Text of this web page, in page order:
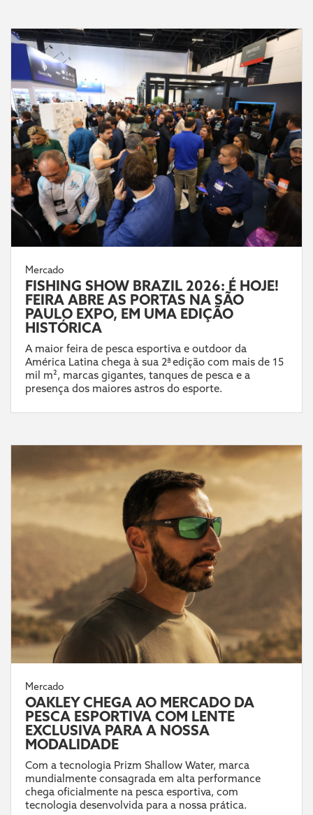
Mercado
FISHING SHOW BRAZIL 2026: É HOJE!
FEIRA ABRE AS PORTAS NA SÃO
PAULO EXPO, EM UMA EDIÇÃO
HISTÓRICA
A maior feira de pesca esportiva e outdoor da
América Latina chega à sua 2ª edição com mais de 15
mil m², marcas gigantes, tanques de pesca e a
presença dos maiores astros do esporte.
Mercado
OAKLEY CHEGA AO MERCADO DA
PESCA ESPORTIVA COM LENTE
EXCLUSIVA PARA A NOSSA
MODALIDADE
Com a tecnologia Prizm Shallow Water, marca
mundialmente consagrada em alta performance
chega oficialmente na pesca esportiva, com
tecnologia desenvolvida para a nossa prática.